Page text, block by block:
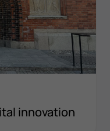
innovation